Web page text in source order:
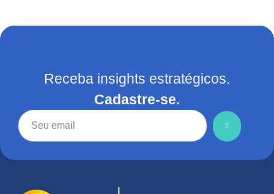
Receba insights estratégicos.
Cadastre-se.